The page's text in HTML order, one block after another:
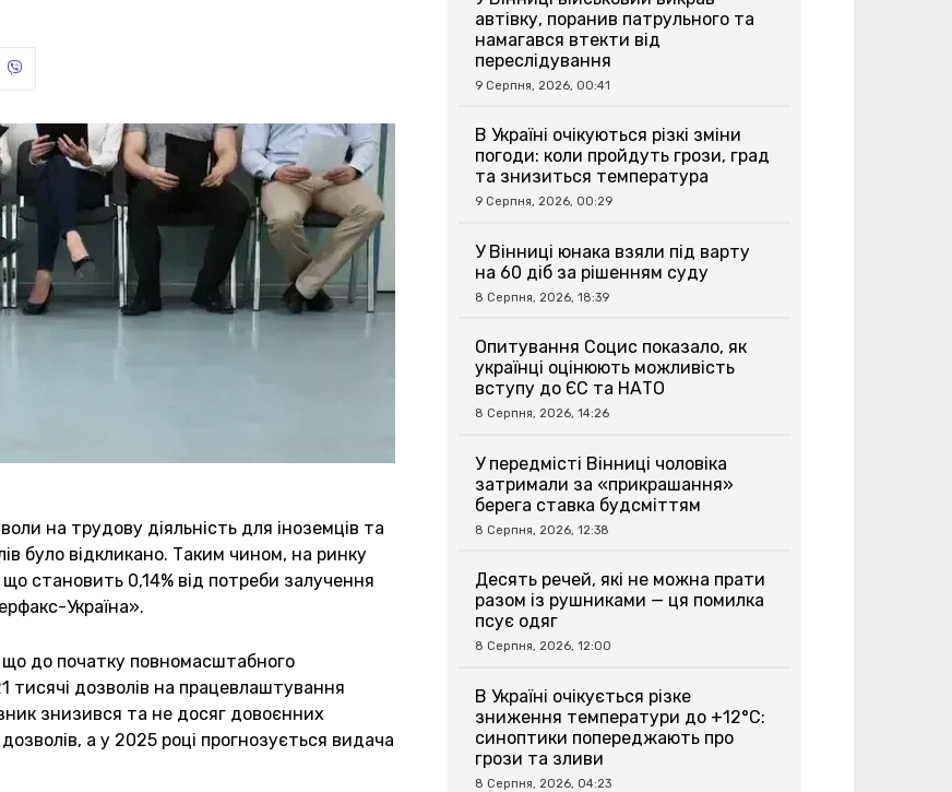
на трудову діяльність для іноземців та
було відкликано. Таким чином, на ринку
становить 0,14% від потреби залучення
Україна».
до початку повномасштабного
тисячі дозволів на працевлаштування
знизився та не досяг довоєнних
а у 2025 році прогнозується видача
автівку, поранив патрульного та
намагався втекти від
переслідування
9 Серпня, 2026, 00:41
В Україні очікуються різкі зміни
погоди: коли пройдуть грози, град
та знизиться температура
9 Серпня, 2026, 00:29
У Вінниці юнака взяли під варту
на 60 діб за рішенням суду
8 Серпня, 2026, 18:39
Опитування Социс показало, як
українці оцінюють можливість
вступу до ЄС та НАТО
8 Серпня, 2026, 14:26
У передмісті Вінниці чоловіка
затримали за «прикрашання»
берега ставка будсміттям
8 Серпня, 2026, 12:38
Десять речей, які не можна прати
разом із рушниками — ця помилка
псує одяг
8 Серпня, 2026, 12:00
В Україні очікується різке
зниження температури до +12°C:
синоптики попереджають про
грози та зливи
8 Серпня, 2026, 04:23